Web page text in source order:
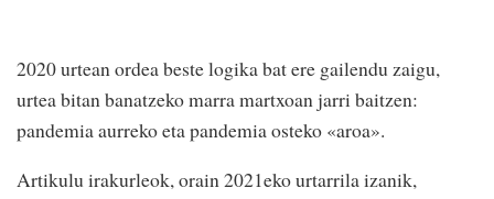
2020 urtean ordea beste logika bat ere gailendu zaigu,
urtea bitan banatzeko marra martxoan jarri baitzen:
pandemia aurreko eta pandemia osteko «aroa».
Artikulu irakurleok, orain 2021eko urtarrila izanik,